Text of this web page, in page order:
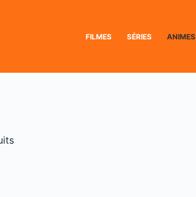
FILMES SÉRIES ANIMES